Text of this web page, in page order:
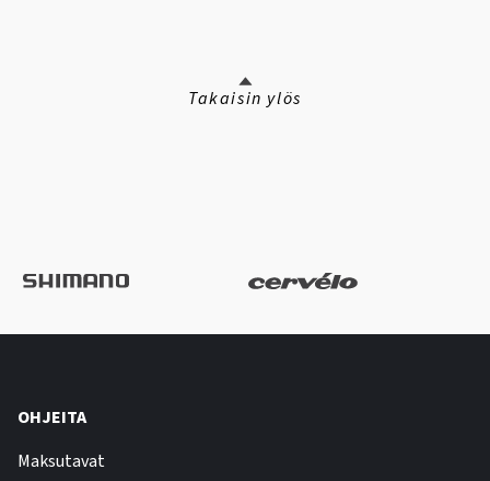
Takaisin ylös
OHJEITA
Maksutavat